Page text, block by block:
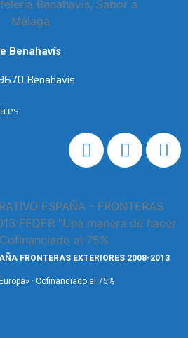
Benahavís
Benahavís
FRONTERAS EXTERIORES 2008-2013
· Cofinanciado al 75%